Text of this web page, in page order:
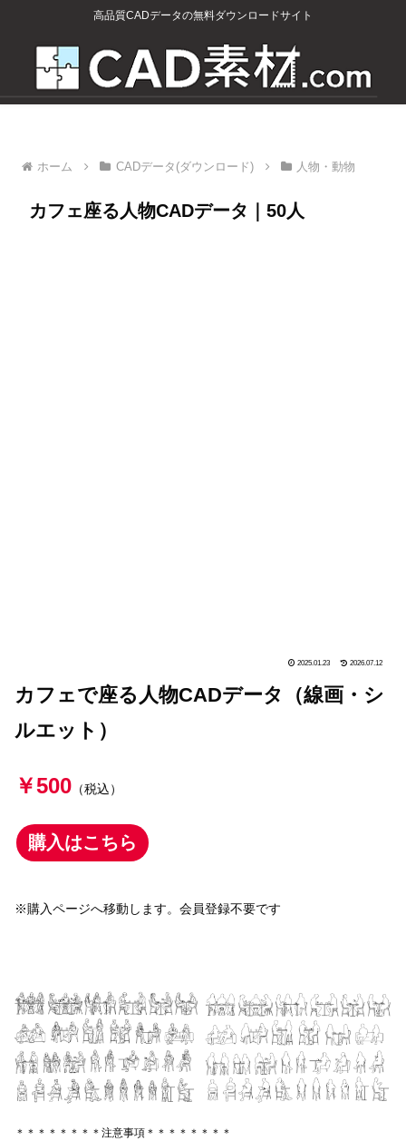
高品質CADデータの無料ダウンロードサイト
ホーム CADデータ(ダウンロード) 人物・動物
カフェ座る人物CADデータ｜50人
2025.01.23 2026.07.12
カフェで座る人物CADデータ（線画・シ
ルエット）
￥500 （税込）
購入はこちら
※購入ページへ移動します。会員登録不要です
＊＊＊＊＊＊＊＊注意事項＊＊＊＊＊＊＊＊